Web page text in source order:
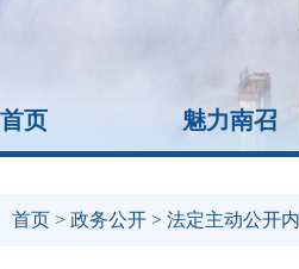
首页 魅力南召
首页 > 政务公开 > 法定主动公开